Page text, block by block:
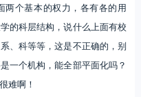
两个基本的权力，各有各的用
的科层结构，说什么上面有校
、科等等，这是不正确的，别
一个机构，能全部平面化吗？
难啊！